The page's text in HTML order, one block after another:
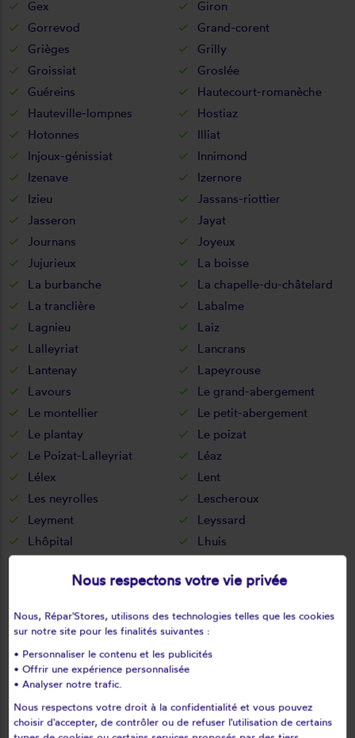
Gex
Giron
Gorrevod
Grand-corent
Grièges
Grilly
Groissiat
Groslée
Guéreins
Hautecourt-romanèche
Hauteville-lompnes
Hostiaz
Hotonnes
Illiat
Injoux-génissiat
Innimond
Izenave
Izernore
Izieu
Jassans-riottier
Jasseron
Jayat
Journans
Joyeux
Jujurieux
La boisse
La burbanche
La chapelle-du-châtelard
La tranclière
Labalme
Lagnieu
Laiz
Lalleyriat
Lancrans
Lantenay
Lapeyrouse
Lavours
Le grand-abergement
Le montellier
Le petit-abergement
Le plantay
Le poizat
Le Poizat-Lalleyriat
Léaz
Lélex
Lent
Les neyrolles
Lescheroux
Leyment
Leyssard
Lhôpital
Lhuis
Lompnieu
Loyettes
L'abergement-de-varey
Magnieu
Maillat
Malafretaz
Mantenay-montlin
Marboz
Marignieu
Marlieux
Marsonnas
Martignat
Nous respectons votre vie privée
Nous, Répar'Stores, utilisons des technologies telles que les cookies
sur notre site pour les finalités suivantes :
• Personnaliser le contenu et les publicités
• Offrir une expérience personnalisée
• Analyser notre trafic.
Nous respectons votre droit à la confidentialité et vous pouvez
choisir d'accepter, de contrôler ou de refuser l'utilisation de certains